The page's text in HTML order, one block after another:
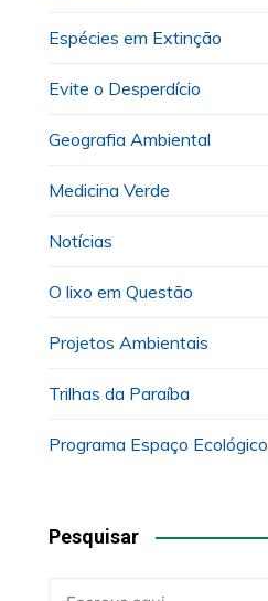
Espécies em Extinção
Evite o Desperdício
Geografia Ambiental
Medicina Verde
Notícias
O lixo em Questão
Projetos Ambientais
Trilhas da Paraíba
Programa Espaço Ecológico
Pesquisar